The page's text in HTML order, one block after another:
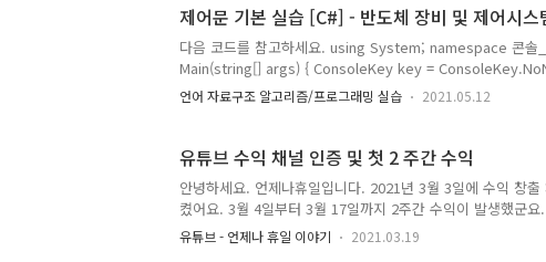
오늘 도착해서 개봉한 순간입니다.제어문 기본 실습 [C#] - 반도체 장비 및
다음 코드를 참고하세요. using System; namespace 콘
Main(string[] args) { ConsoleKey key =
Console.ReadKey(true).Key; switch(key) { case
if(key == ConsoleKey.Escape) { break; } } } } } 1. 사용자
언어 자료구조 알고리즘/프로그래밍 실습 2021.05.12
유튜브 수익 채널 인증 및 첫 2 주간 수익
안녕하세요. 언제나휴일입니다. 2021년 3월 3일에 수익 창출
켰어요. 3월 4일부터 3월 17일까지 2주간 수익이 발생했군
1500명, 시청 시간은 하루 10~15시간, 조회수는 300~500회
달러 정도의 수익이 발생했군요. 동영상 강의 제작하면서 목이
유튜브 - 언제나 휴일 이야기 2021.03.19